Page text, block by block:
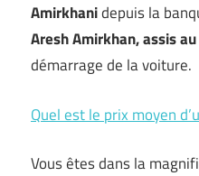
Amirkhanidepuis la
Aresh Amirkhan, assis
démarrage de la voiture.
Quel est le prix moyen
Vous êtes dans la